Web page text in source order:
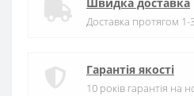
Доставка протягом 1-
Гарантія якості
10 років гарантія на